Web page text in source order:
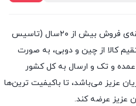
فروشگاه پژواک شاپ با داشتن سابقه‌ی فروش بیش از ۲۰سال (تاسیس
مستقیم کالا از چین و دوبی، به صورت
و تک و ارسال به کل کشور
عزیز می‌باشد، تا باکیفیت ترین‌ها
عزیز عرضه کند.